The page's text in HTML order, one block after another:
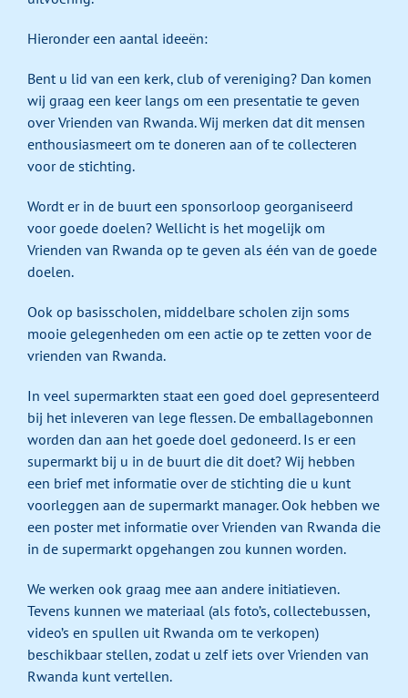
Hieronder een aantal ideeën:
Bent u lid van een kerk, club of vereniging? Dan komen
wij graag een keer langs om een presentatie te geven
over Vrienden van Rwanda. Wij merken dat dit mensen
enthousiasmeert om te doneren aan of te collecteren
voor de stichting.
Wordt er in de buurt een sponsorloop georganiseerd
voor goede doelen? Wellicht is het mogelijk om
Vrienden van Rwanda op te geven als één van de goede
doelen.
Ook op basisscholen, middelbare scholen zijn soms
mooie gelegenheden om een actie op te zetten voor de
vrienden van Rwanda.
In veel supermarkten staat een goed doel gepresenteerd
bij het inleveren van lege flessen. De emballagebonnen
worden dan aan het goede doel gedoneerd. Is er een
supermarkt bij u in de buurt die dit doet? Wij hebben
een brief met informatie over de stichting die u kunt
voorleggen aan de supermarkt manager. Ook hebben we
een poster met informatie over Vrienden van Rwanda die
in de supermarkt opgehangen zou kunnen worden.
We werken ook graag mee aan andere initiatieven.
Tevens kunnen we materiaal (als foto’s, collectebussen,
video’s en spullen uit Rwanda om te verkopen)
beschikbaar stellen, zodat u zelf iets over Vrienden van
Rwanda kunt vertellen.